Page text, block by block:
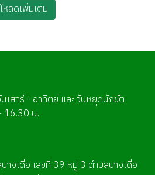
โหลดเพิ่มเติม
สาร์ - อาทิตย์ และวันหยุดนักขัต
16.30 น.
างเดื่อ เลขที่ 39 หมู่ 3 ตำบลบางเดื่อ